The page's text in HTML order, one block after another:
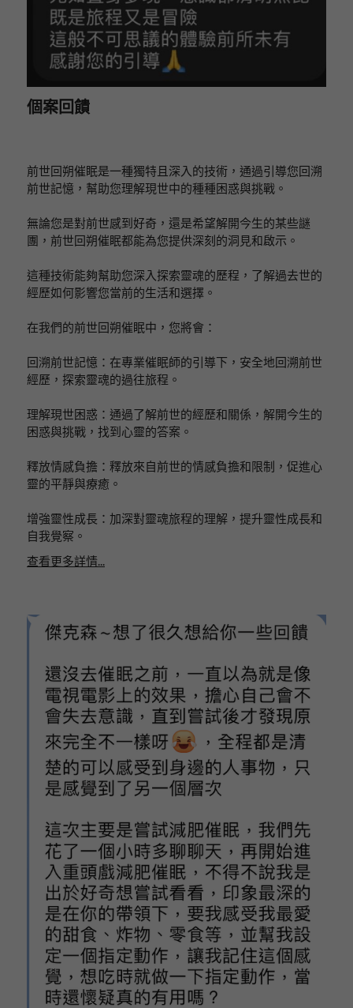
個案回饋
前世回朔催眠是一種獨特且深入的技術，通過引導您回溯
前世記憶，幫助您理解現世中的種種困惑與挑戰。
無論您是對前世感到好奇，還是希望解開今生的某些謎
團，前世回朔催眠都能為您提供深刻的洞見和啟示。
這種技術能夠幫助您深入探索靈魂的歷程，了解過去世的
經歷如何影響您當前的生活和選擇。
在我們的前世回朔催眠中，您將會：
回溯前世記憶：在專業催眠師的引導下，安全地回溯前世
經歷，探索靈魂的過往旅程。
理解現世困惑：通過了解前世的經歷和關係，解開今生的
困惑與挑戰，找到心靈的答案。
釋放情感負擔：釋放來自前世的情感負擔和限制，促進心
靈的平靜與療癒。
增強靈性成長：加深對靈魂旅程的理解，提升靈性成長和
自我覺察。
查看更多詳情...